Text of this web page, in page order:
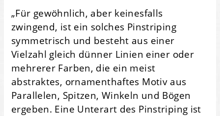
„Für gewöhnlich, aber keinesfalls
zwingend, ist ein solches Pinstriping
symmetrisch und besteht aus einer
Vielzahl gleich dünner Linien einer oder
mehrerer Farben, die ein meist
abstraktes, ornamenthaftes Motiv aus
Parallelen, Spitzen, Winkeln und Bögen
ergeben. Eine Unterart des Pinstriping ist